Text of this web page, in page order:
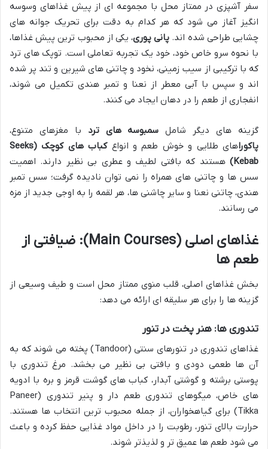
سفر آشپزی در ممتاز محل با مجموعه ای از پیش غذاهای وسوسه
انگیز آغاز می شود که هر کدام به دقت برای تحریک جوانه های
چشایی طراحی شده اند. پانی پوری، یکی از محبوب ترین پیش غذاها،
با نحوه سرو خاص خود، خود یک تجربه تعاملی است. توپک های ترد
که با ترکیبی از سیب زمینی، نخود و چاتنی های شیرین و تند پر شده
اند و سپس با آبی معطر از نعنا و تمبر هندی تکمیل می شوند،
انفجاری از طعم را در دهان ایجاد می کنند.
گزینه های دیگر شامل سمبوسه های ترد با مغزهای متنوع،
پاکوراهای طلایی و خوش طعم و انواع
کباب های کوچک (Seeks
Kebab)
هستند که بافتی لطیف و عطری بی نظیر دارند. اهمیت
سس ها و چاتنی های همراه را نمی توان نادیده گرفت؛ سس تمبر
هندی، چاتنی نعنا و سایر چاشنی ها، هر لقمه را به اوجی جدید از مزه
می رسانند.
غذاهای اصلی (Main Courses): ضیافتی از
طعم ها
بخش غذاهای اصلی، قلب منوی ممتاز محل است و طیف وسیعی از
گزینه ها را برای هر سلیقه ای ارائه می دهد:
تندوری ها: هنر پخت در تنور
غذاهای تندوری در تنورهای سنتی (Tandoor) پخته می شوند که به
آن ها طعمی دودی و بافتی بی نظیر می بخشد. مرغ تندوری با
پوستی برشته و گوشتی آبدار، کباب های گوشت قرمز و بره با ادویه
های خاص، میگوهای تندوری طعم دار و پنیر تندوری (Paneer
Tikka) برای گیاهخواران، از جمله محبوب ترین انتخاب ها هستند.
حرارت بالای تنور، رطوبت را در داخل مواد غذایی حفظ کرده و باعث
می شود طعم ها عمیق تر و لذیذتر شوند.